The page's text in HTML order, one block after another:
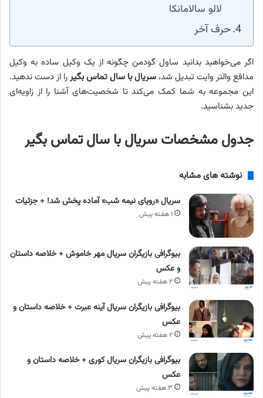
لالو سالامانکا
حرف آخر
اگر می‌خواهید بدانید ساول گودمن چگونه از یک وکیل ساده به وکیل
مدافع والتر وایت تبدیل شد، سریال با سال تماس بگیررا از دست ندهید.
این مجموعه به شما کمک می‌کند تا شخصیت‌های آشنا را از زاویه‌ای
جدید بشناسید.
جدول مشخصاتسریال با سال تماس بگیر
نوشته های مشابه
سریال «رویای نیمه شب» آماده پخش شد! + جزئیات
۱ هفته پیش
بیوگرافی بازیگران سریال مهر خاموش + خلاصه داستان
و عکس
۲ هفته پیش
بیوگرافی بازیگران سریال آینه عبرت + خلاصه داستان و
عکس
۲ هفته پیش
بیوگرافی بازیگران سریال کوری + خلاصه داستان و
عکس
۳ هفته پیش